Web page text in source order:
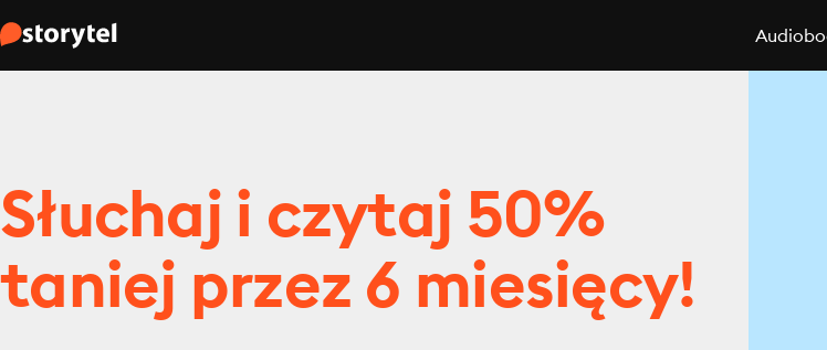
Słuchaj i czytaj 50%
taniej przez 6 miesięcy!